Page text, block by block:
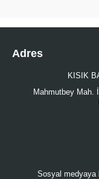
Adres
KISIK
Mahmutbey Mah.
Sosyal medyaya